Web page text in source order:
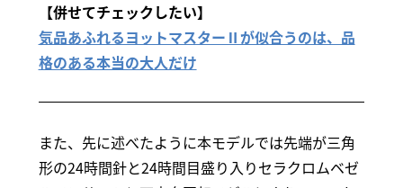
【併せてチェックしたい】
気品あふれるヨットマスターⅡが似合うのは、品
格のある本当の大人だけ
また、先に述べたように本モデルでは先端が三角
形の24時間針と24時間目盛り入りセラクロムベゼ